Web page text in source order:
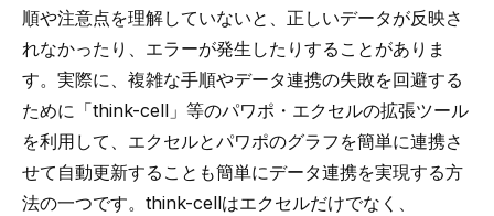
順や注意点を理解していないと、正しいデータが反映さ
れなかったり、エラーが発生したりすることがありま
す。実際に、複雑な手順やデータ連携の失敗を回避する
ために「think-cell 」等のパワポ・エクセルの拡張ツール
を利用して、 エクセルとパワポのグラフを簡単に連携さ
せて自動更新することも簡単にデータ連携を実現する方
法の一つです。think-cellはエクセルだけでなく、